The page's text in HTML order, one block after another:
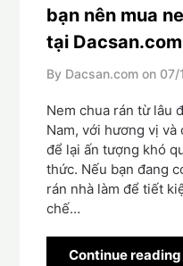
bạn nên mua
tại Dacsan.com
By Dacsan.com on 07/
Nem chua rán từ lâu
Nam, với hương vị và
để lại ấn tượng khó
thức. Nếu bạn đang
rán nhà làm để tiết
chế…
Continue reading